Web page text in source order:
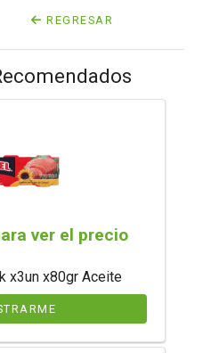
REGRESAR
ver el precio
x3un x80gr Aceite